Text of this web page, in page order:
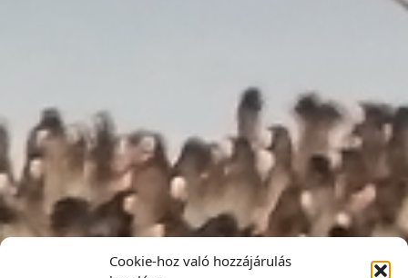
Cookie-hoz való hozzájárulás